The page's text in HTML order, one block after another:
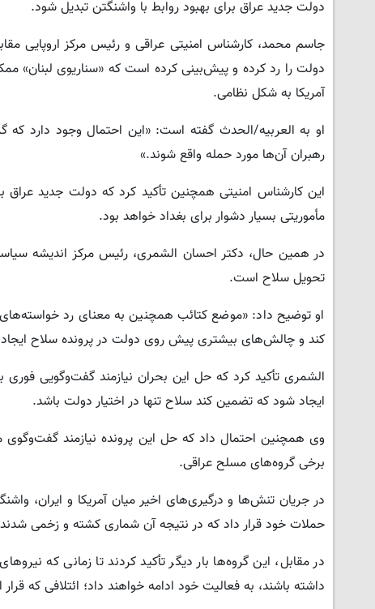
دولت جدید عراق برای بهبود روابط با واشنگتن تبدیل شود.
جاسم محمد، کارشناس امنیتی عراقی و رئیس مرکز اروپایی
دولت را رد کرده و پیش‌بینی کرده است که «سناریوی لبنان»
آمریکا به شکل نظامی.
او به العربیه/الحدث گفته است: «این احتمال وجود دارد که
رهبران آن‌ها مورد حمله واقع شوند.»
این کارشناس امنیتی همچنین تأکید کرد که دولت جدید عراق
مأموریتی بسیار دشوار برای بغداد خواهد بود.
در همین حال، دکتر احسان الشمری، رئیس مرکز اندیشه
تحویل سلاح است.
او توضیح داد: «موضع کتائب همچنین به معنای رد
کند و چالش‌های بیشتری پیش روی دولت در پرونده سلاح
الشمری تأکید کرد که حل این بحران نیازمند گفت‌وگویی
ایجاد شود که تضمین کند سلاح تنها در اختیار دولت باشد.
وی همچنین احتمال داد که حل این پرونده نیازمند گفت‌وگوی
برخی گروه‌های مسلح عراقی.
در جریان تنش‌ها و درگیری‌های اخیر میان آمریکا و ایران،
حملات خود قرار داد که در نتیجه آن شماری کشته و زخمی
در مقابل، این گروه‌ها بار دیگر تأکید کردند تا زمانی که
داشته باشند، به فعالیت خود ادامه خواهند داد؛ ائتلافی که